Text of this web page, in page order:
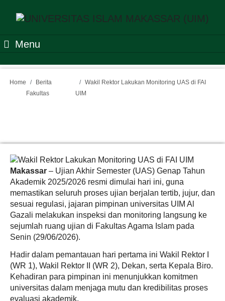
Menu
Home
Berita
Fakultas
Wakil Rektor Lakukan Monitoring UAS di FAI
UIM
Makassar – Ujian Akhir Semester (UAS) Genap Tahun
Akademik 2025/2026 resmi dimulai hari ini, guna
memastikan seluruh proses ujian berjalan tertib, jujur, dan
sesuai regulasi, jajaran pimpinan universitas UIM Al
Gazali melakukan inspeksi dan monitoring langsung ke
sejumlah ruang ujian di Fakultas Agama Islam pada
Senin (29/06/2026).
Hadir dalam pemantauan hari pertama ini Wakil Rektor I
(WR 1), Wakil Rektor II (WR 2), Dekan, serta Kepala Biro.
Kehadiran para pimpinan ini menunjukkan komitmen
universitas dalam menjaga mutu dan kredibilitas proses
evaluasi akademik.